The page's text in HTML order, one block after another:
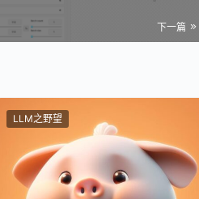
下一篇
LLM之野望